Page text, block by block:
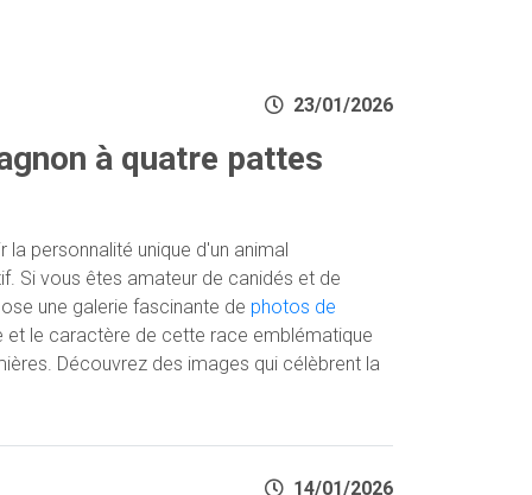
23/01/2026
à quatre pattes
personnalité unique d'un animal
Si vous êtes amateur de canidés et de
une galerie fascinante de photos de
et le caractère de cette race emblématique
Découvrez des images qui célèbrent la
14/01/2026